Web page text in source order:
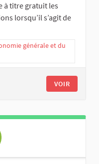
à titre gratuit les
lorsqu’il s’agit de
générale et du
VOIR